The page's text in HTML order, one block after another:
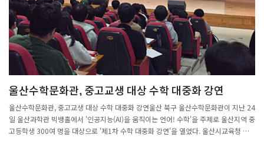
형 임상시험 매칭 솔루션 ‘Clink’를, ‘Eye-Terra’ 팀(대표 조성현·IT융합공학과)은 시각
장애인을 위한 AI 기반 시력 보조 안경 및 소프트웨어 ‘보리’를 출품했다.특히 Eye-
Terra 팀은 본선에 진출하며 기술력과 사회적 가치를 고루 갖춘 아이디어로 높은 평가
를 받았다.비록 최종 수상에는 이름을 올리지 못했지만, 의료 접근성 향상과 시각장애
인 지원 등 실질적인 사회 문제 해결에 초점을 맞춘 두 팀의 프로젝트는 심사위원들과
참가자들로부터 호평을 이끌어냈다.이번 대회를 통해 포스텍 학생들은 단순한 기술 개
발을 넘어, AI를 통한 사회적 가치 창출이라는 시대적 과제에 대한 해법을 제시했다.창
의적 교육과 체계적인 창업 지원 시스템을 기반으로 한 포스텍의 혁신 역량이 글로벌
(https://www.kyongbuk.co.kr)아시아리더십콘퍼런스(ALC)는 세계 각국의 정치,
경제, 과학, 문화 분야의 리더들이 한자리에 모여 글로벌 이슈를 논의하는 대한민국 최
대 규모의 국제 포럼입니다. 이러한 국제적 위상을 바탕으로, ALC는 2025년 처음으로
울산수학문화관, 중고교생 대상 수학 대중화 강연
울산수학문화관, 중고교생 대상 수학 대중화 강연울산 북구 울산수학문화관이 지난 24
일 울산과학관 빅뱅홀에서 '인공지능(AI)을 움직이는 언어! 수학'을 주제로 울산지역 중
고등학생 300여 명을 대상으로 '제1차 수학 대중화 강연'을 열었다. 울산시교육청 제